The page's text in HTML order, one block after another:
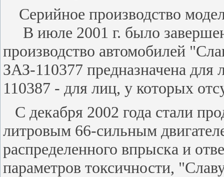
Серийное производство
В июле 2001 г. было
производство автомобилей
ЗАЗ-110377 предназначена
110387 - для лиц, у которых
C декабря 2002 года стали
литровым 66-сильным
распределенного впрыска и
параметров токсичности,